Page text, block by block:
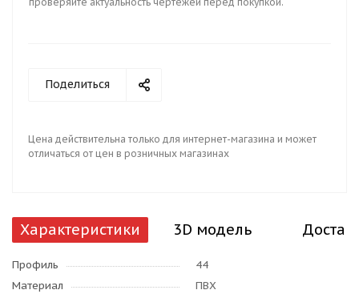
Поделиться
Цена действительна только для интернет-магазина и может
отличаться от цен в розничных магазинах
Характеристики 3D модель
Профиль
44
Материал
ПВХ